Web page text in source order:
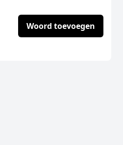
Woord toevoegen